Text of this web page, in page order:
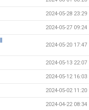
2024-05-28 23:29
2024-05-27 09:24
2024-05-20 17:47
2024-05-13 22:07
2024-05-12 16:03
2024-05-02 11:20
2024-04-22 08:34